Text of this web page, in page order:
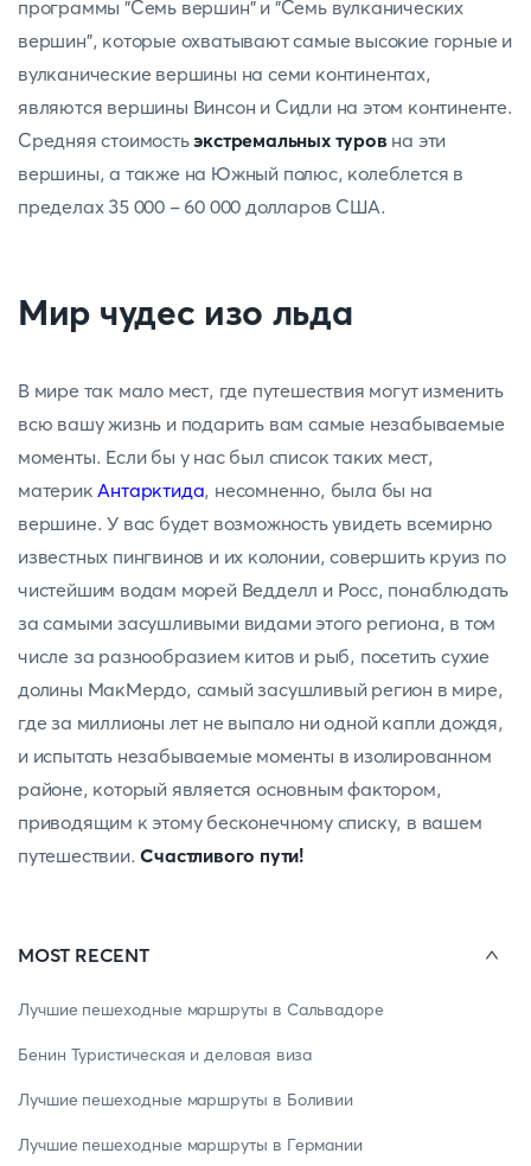
программы "Семь вершин" и "Семь вулканических
вершин", которые охватывают самые высокие горные и
вулканические вершины на семи континентах,
являются вершины Винсон и Сидли на этом континенте.
Средняя стоимостьэкстремальных туров на эти
вершины, а также на Южный полюс, колеблется в
пределах 35 000 - 60 000 долларов США.
Мир чудес изо льда
В мире так мало мест, где путешествия могут изменить
всю вашу жизнь и подарить вам самые незабываемые
моменты. Если бы у нас был список таких мест,
материкАнтарктида, несомненно, была бы на
вершине. У вас будет возможность увидеть всемирно
известных пингвинов и их колонии, совершить круиз по
чистейшим водам морей Ведделл и Росс, понаблюдать
за самыми засушливыми видами этого региона, в том
числе за разнообразием китов и рыб, посетить сухие
долины МакМердо, самый засушливый регион в мире,
где за миллионы лет не выпало ни одной капли дождя,
и испытать незабываемые моменты в изолированном
районе, который является основным фактором,
приводящим к этому бесконечному списку, в вашем
путешествии.Счастливого пути!
MOST RECENT
Лучшие пешеходные маршруты в Сальвадоре
Бенин Туристическая и деловая виза
Лучшие пешеходные маршруты в Боливии
Лучшие пешеходные маршруты в Германии